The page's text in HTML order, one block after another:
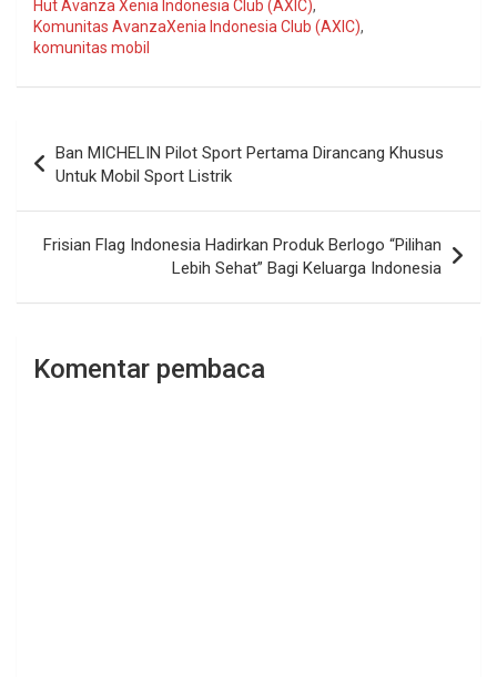
Hut Avanza Xenia Indonesia Club (AXIC),
Komunitas AvanzaXenia Indonesia Club (AXIC),
komunitas mobil
pos
Ban MICHELIN Pilot Sport Pertama Dirancang Khusus
Untuk Mobil Sport Listrik
Frisian Flag Indonesia Hadirkan Produk Berlogo “Pilihan
Lebih Sehat” Bagi Keluarga Indonesia
Komentar pembaca